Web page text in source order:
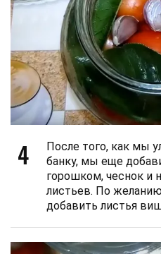
4
После того, как мы
банку, мы еще
горошком, чеснок и
листьев. По
добавить листья